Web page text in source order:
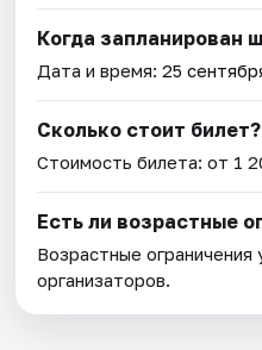
Когда запланирован
Дата и время:25
Сколько стоит билет?
Стоимость билета: от 1
Есть ли возрастные
Возрастные ограничения
организаторов.